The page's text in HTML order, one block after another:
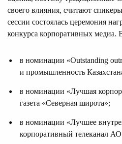
своего влияния, считают
сессии состоялась церемония
конкурса корпоративных медиа.
в номинации «Outstanding
и промышленность
в номинации «Лучшая
газета «Северная широта»;
в номинации «Лучшее
корпоративный телеканал